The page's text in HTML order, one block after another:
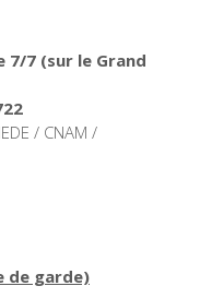
7/7 (sur le Grand
/ CNAM /
de garde)